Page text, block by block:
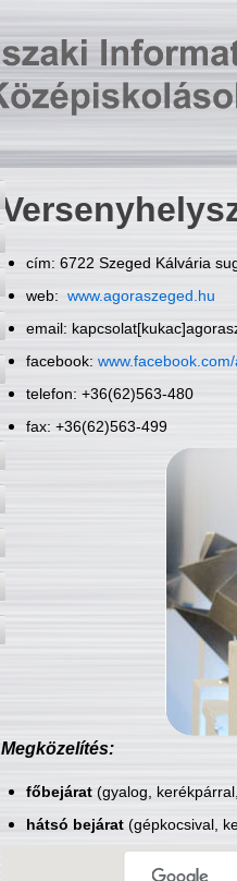
cím: 6722 Szeged Kálvária
web: www.agoraszeged.hu
email:
facebook:
telefon: +36(62)563-480
fax: +36(62)563-499
Megközelítés:
főbejárat(gyalog,
hátsó bejárat(gépkocsival,